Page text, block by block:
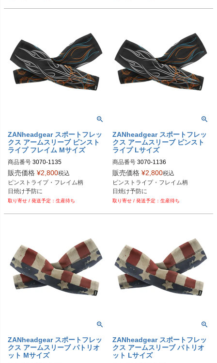
ZANheadgear スポートフレッ
クス アームスリーブ ピンスト
ライプ フレイム Mサイズ
商品番号 3070-1135
M型番：MD426MD
ZANheadgear（ZANヘッドギア）
販売価格 ¥2,800税込
ピンストライプ・フレイム柄
日焼け予防に
生産待ち
ZANheadgear スポートフレッ
クス アームスリーブ ピンスト
ライプ Lサイズ
商品番号 3070-1136
M型番：AL426LG
ZANheadgear（ZANヘッドギア）
販売価格 ¥2,800税込
ピンストライプ・フレイム柄
日焼け予防に
生産待ち
ZANheadgear スポートフレッ
クス アームスリーブ パトリオ
ット Mサイズ
ZANheadgear スポートフレッ
クス アームスリーブ パトリオ
ット Lサイズ